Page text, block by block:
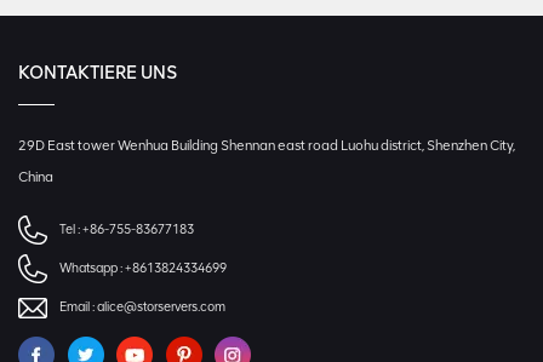
KONTAKTIERE UNS
29D East tower Wenhua Building Shennan east road Luohu district, Shenzhen City,
China
Tel :+86-755-83677183
Whatsapp :+8613824334699
Email :alice@storservers.com